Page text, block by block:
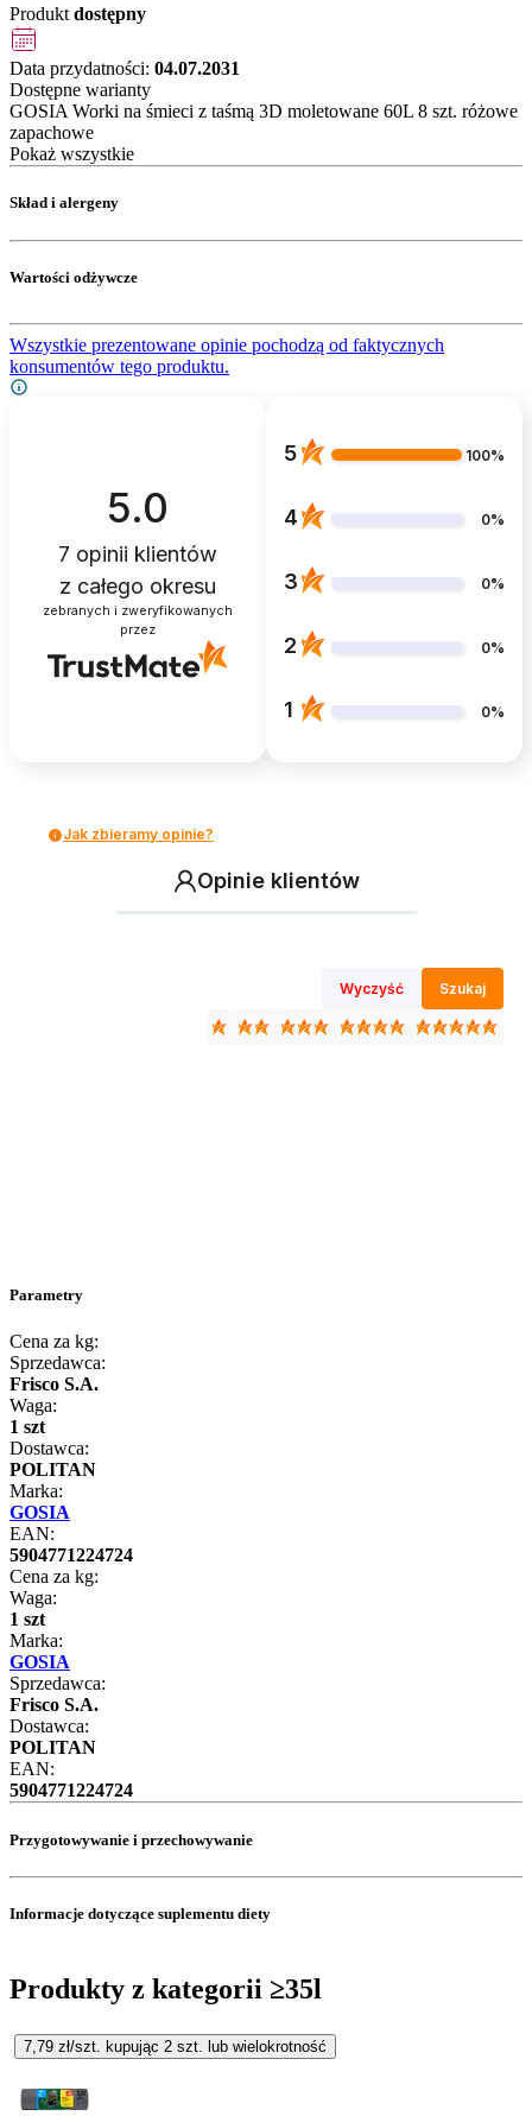
Produkt dostępny
Data przydatności: 04.07.2031
Dostępne warianty
GOSIA Worki na śmieci z taśmą 3D moletowane 60L 8 szt. różowe
zapachowe
Pokaż wszystkie
Skład i alergeny
Wartości odżywcze
Wszystkie prezentowane opinie pochodzą od faktycznych
konsumentów tego produktu.
5.0
7 opinii klientów
z całego okresu
zebranych i zweryfikowanych
przez
5 100%
4 0%
3 0%
2 0%
1 0%
Jak zbieramy opinie?
Opinie klientów
Wyczyść Szukaj
Parametry
Cena za kg:
Sprzedawca:
Frisco S.A.
Waga:
1 szt
Dostawca:
POLITAN
Marka:
GOSIA
EAN:
5904771224724
Cena za kg:
Waga:
1 szt
Marka:
GOSIA
Sprzedawca:
Frisco S.A.
Dostawca:
POLITAN
EAN:
5904771224724
Przygotowywanie i przechowywanie
Informacje dotyczące suplementu diety
Produkty z kategorii ≥35l
7,79 zł/szt. kupując 2 szt. lub wielokrotność